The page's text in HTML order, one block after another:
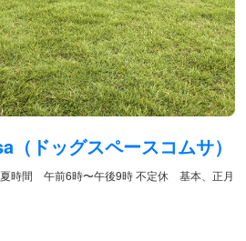
ドッグスペースコムサ）
時間 午前6時〜午後9時 不定休 基本、正月